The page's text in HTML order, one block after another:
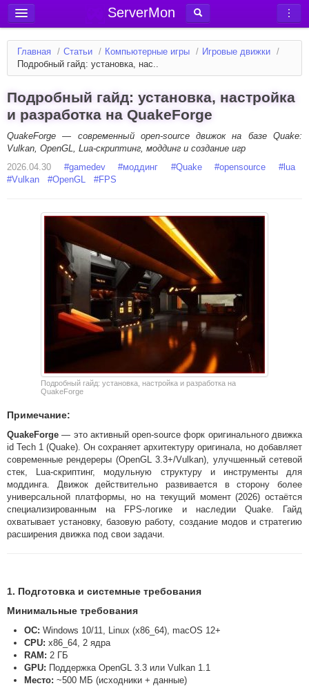
ServerMon
Добавить сервер
Мониторинг серверов
Блог
Форум
Вход в аккаунт
Главная / Статьи / Компьютерные игры / Игровые движки /
Подробный гайд: установка, нас..
Подробный гайд: установка, настройка
и разработка на QuakeForge
QuakeForge — современный open-source движок на базе Quake:
Vulkan, OpenGL, Lua-скриптинг, моддинг и создание игр
2026.04.30
#gamedev #моддинг #Quake #opensource #lua
#Vulkan #OpenGL #FPS
Подробный гайд: установка, настройка и разработка на
QuakeForge
Примечание:
QuakeForge — это активный open-source форк оригинального движка
id Tech 1 (Quake). Он сохраняет архитектуру оригинала, но добавляет
современные рендереры (OpenGL 3.3+/Vulkan), улучшенный сетевой
стек, Lua-скриптинг, модульную структуру и инструменты для
моддинга. Движок действительно развивается в сторону более
универсальной платформы, но на текущий момент (2026) остаётся
специализированным на FPS-логике и наследии Quake. Гайд
охватывает установку, базовую работу, создание модов и стратегию
расширения движка под свои задачи.
1. Подготовка и системные требования
Минимальные требования
ОС: Windows 10/11, Linux (x86_64), macOS 12+
CPU: x86_64, 2 ядра
RAM: 2 ГБ
GPU: Поддержка OpenGL 3.3 или Vulkan 1.1
Место: ~500 МБ (исходники + данные)